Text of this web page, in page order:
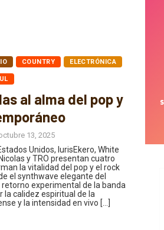
COUNTRY ELECTRÓNICA
al alma del pop y
13, 2025
Unidos, IurisEkero, White
y TRO presentan cuatro
la vitalidad del pop y el rock
el synthwave elegante del
experimental de la banda
la calidez espiritual de la
y la intensidad en vivo […]